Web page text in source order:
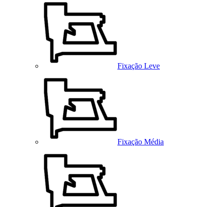
Fixação Leve
Fixação Média